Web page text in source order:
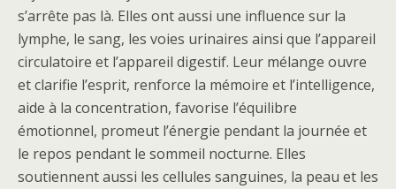
s’arrête pas là. Elles ont aussi une influence sur la
lymphe, le sang, les voies urinaires ainsi que l’appareil
circulatoire et l’appareil digestif. Leur mélange ouvre
et clarifie l’esprit, renforce la mémoire et l’intelligence,
aide à la concentration, favorise l’équilibre
émotionnel, promeut l’énergie pendant la journée et
le repos pendant le sommeil nocturne. Elles
soutiennent aussi les cellules sanguines, la peau et les